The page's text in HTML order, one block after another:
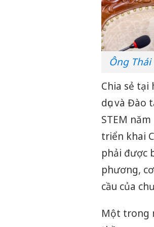
Ông
Chia sẻ tại
dục và
STEM
triển khai
phải được
phương,
cầu của
Một trong